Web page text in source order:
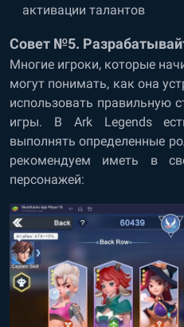
активации талантов
Совет №5.
Многие игроки, которые
могут понимать, как она
использовать правильную
игры. В Ark Legends
выполнять определенные
рекомендуем иметь в
персонажей: